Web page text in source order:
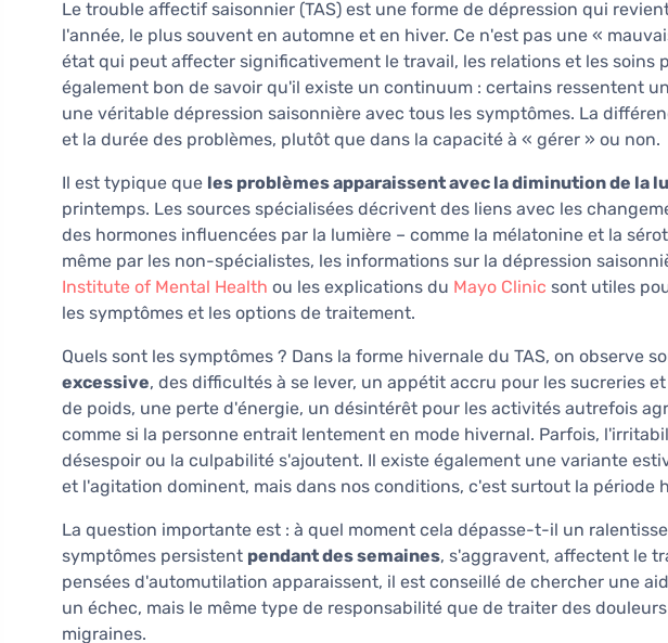
Le trouble affectif saisonnier (TAS) est une forme de dépression qui
l'année, le plus souvent en automne et en hiver. Ce n'est pas une «
état qui peut affecter significativement le travail, les relations et les soins
également bon de savoir qu'il existe un continuum : certains ressentent
une véritable dépression saisonnière avec tous les symptômes. La
et la durée des problèmes, plutôt que dans la capacité à « gérer » ou non.
Il est typique que les problèmes apparaissent avec la diminution de la
printemps. Les sources spécialisées décrivent des liens avec les
des hormones influencées par la lumière – comme la mélatonine et la
même par les non-spécialistes, les informations sur la dépression
Institute of Mental Health ou les explications du Mayo Clinic sont utiles
les symptômes et les options de traitement.
Quels sont les symptômes ? Dans la forme hivernale du TAS, on observe
excessive, des difficultés à se lever, un appétit accru pour les sucreries
de poids, une perte d'énergie, un désintérêt pour les activités autrefois
comme si la personne entrait lentement en mode hivernal. Parfois,
désespoir ou la culpabilité s'ajoutent. Il existe également une variante
et l'agitation dominent, mais dans nos conditions, c'est surtout la période
La question importante est : à quel moment cela dépasse-t-il un
symptômes persistent pendant des semaines, s'aggravent, affectent le
pensées d'automutilation apparaissent, il est conseillé de chercher une
un échec, mais le même type de responsabilité que de traiter des
migraines.